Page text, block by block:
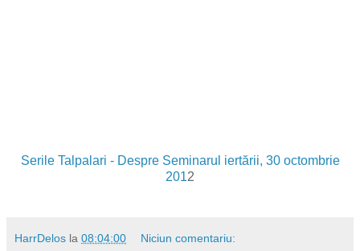
Serile Talpalari - Despre Seminarul iertării, 30 octombrie
2012
HarrDelos la 08:04:00 Niciun comentariu: